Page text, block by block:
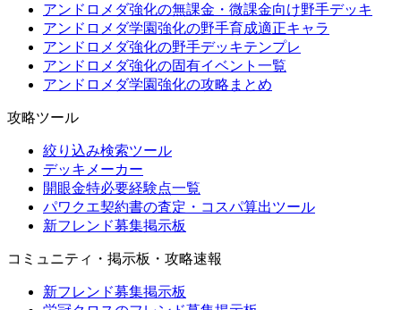
アンドロメダ強化の無課金・微課金向け野手デッキ
アンドロメダ学園強化の野手育成適正キャラ
アンドロメダ強化の野手デッキテンプレ
アンドロメダ強化の固有イベント一覧
アンドロメダ学園強化の攻略まとめ
攻略ツール
絞り込み検索ツール
デッキメーカー
開眼金特必要経験点一覧
パワクエ契約書の査定・コスパ算出ツール
新フレンド募集掲示板
コミュニティ・掲示板・攻略速報
新フレンド募集掲示板